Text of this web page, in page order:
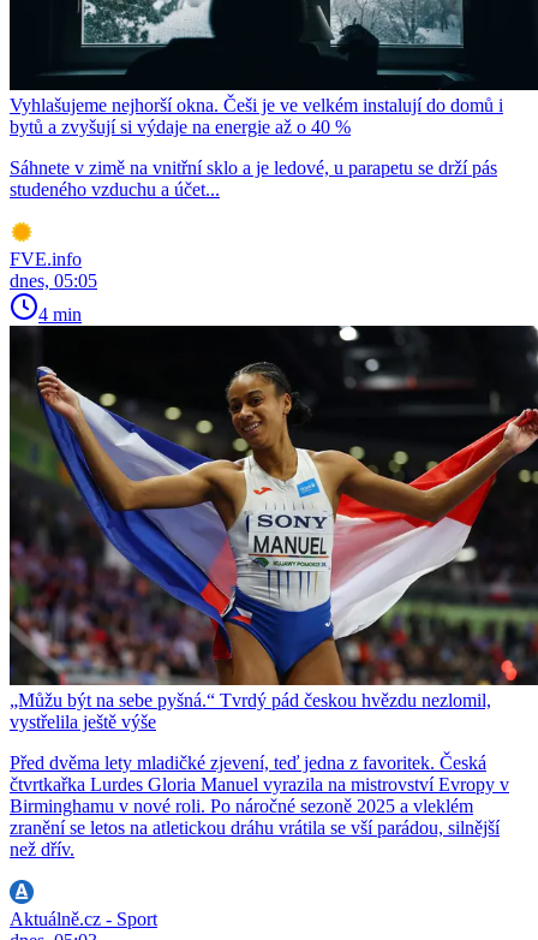
Vyhlašujeme nejhorší okna. Češi je ve velkém instalují do domů i
bytů a zvyšují si výdaje na energie až o 40 %
Sáhnete v zimě na vnitřní sklo a je ledové, u parapetu se drží pás
studeného vzduchu a účet...
FVE.info
dnes, 05:05
4 min
„Můžu být na sebe pyšná.“ Tvrdý pád českou hvězdu nezlomil,
vystřelila ještě výše
Před dvěma lety mladičké zjevení, teď jedna z favoritek. Česká
čtvrtkařka Lurdes Gloria Manuel vyrazila na mistrovství Evropy v
Birminghamu v nové roli. Po náročné sezoně 2025 a vleklém
zranění se letos na atletickou dráhu vrátila se vší parádou, silnější
než dřív.
Aktuálně.cz - Sport